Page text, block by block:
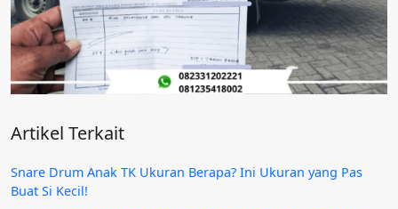
Artikel Terkait
Snare Drum Anak TK Ukuran Berapa? Ini Ukuran yang Pas
Buat Si Kecil!